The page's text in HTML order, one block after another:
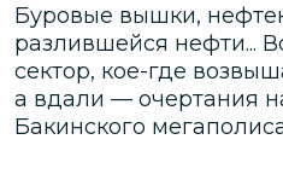
Буровые вышки,
разлившейся нефти...
сектор, кое-где
а вдали — очертания
Бакинского